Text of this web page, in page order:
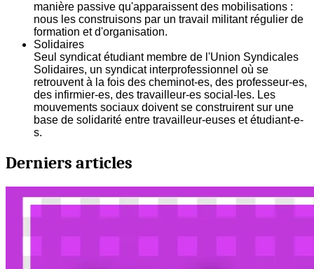
manière passive qu'apparaissent des mobilisations :
nous les construisons par un travail militant régulier de
formation et d'organisation.
Solidaires
Seul syndicat étudiant membre de l'Union Syndicales
Solidaires, un syndicat interprofessionnel où se
retrouvent à la fois des cheminot-es, des professeur-es,
des infirmier-es, des travailleur-es social-les. Les
mouvements sociaux doivent se construirent sur une
base de solidarité entre travailleur-euses et étudiant-e-
s.
Derniers articles